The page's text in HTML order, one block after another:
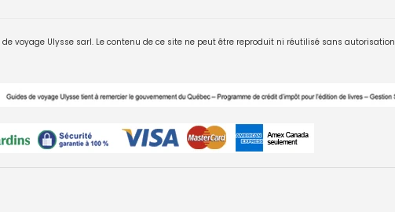
voyage Ulysse sarl. Le contenu de ce site ne peut être reproduit ni réutilisé sans autorisation